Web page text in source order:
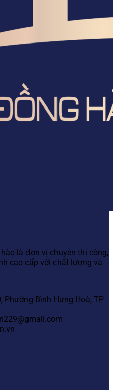
là đơn vị chuyên thi công,
cao cấp với chất lượng và
Phường Bình Hưng Hoà, TP